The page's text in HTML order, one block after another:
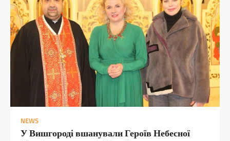
NEWS
У Вишгороді вшанували Героїв Небесної